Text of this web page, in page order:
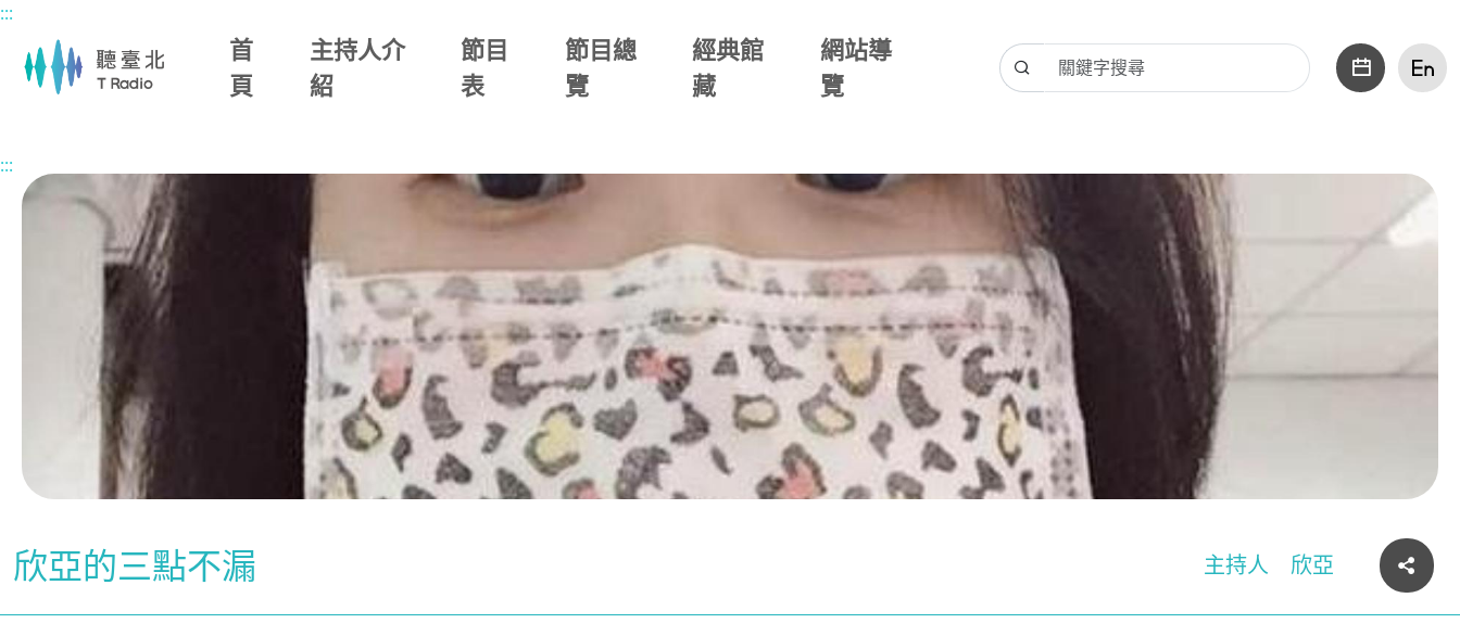
主要內容區塊
:::
首
頁
主持人介
紹
節目
表
節目總
覽
經典館
藏
網站導
覽
:::
欣亞的三點不漏 主持人 欣亞